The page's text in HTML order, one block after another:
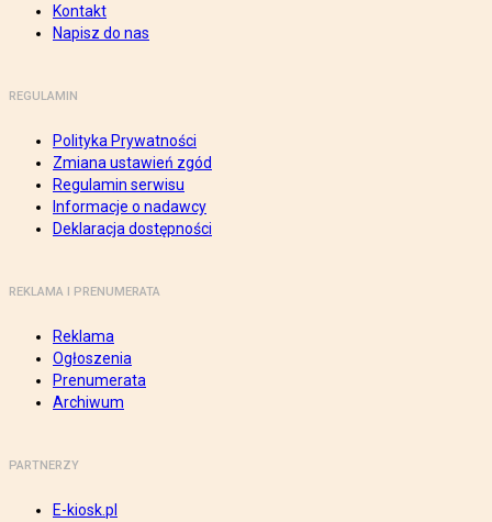
Kontakt
Napisz do nas
REGULAMIN
Polityka Prywatności
Zmiana ustawień zgód
Regulamin serwisu
Informacje o nadawcy
Deklaracja dostępności
REKLAMA I PRENUMERATA
Reklama
Ogłoszenia
Prenumerata
Archiwum
PARTNERZY
E-kiosk.pl